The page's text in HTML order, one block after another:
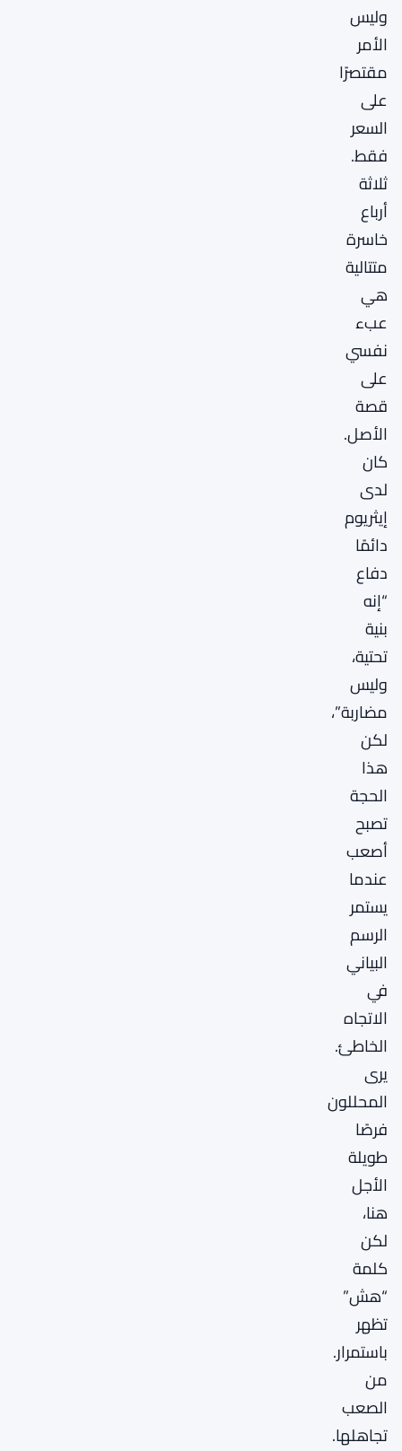
وليس
الأمر
مقتصرًا
على
السعر
فقط.
ثلاثة
أرباع
خاسرة
متتالية
هي
عبء
نفسي
على
قصة
الأصل.
كان
لدى
إيثريوم
دائمًا
دفاع
“إنه
بنية
تحتية،
وليس
مضاربة”،
لكن
هذا
الحجة
تصبح
أصعب
عندما
يستمر
الرسم
البياني
في
الاتجاه
الخاطئ.
يرى
المحللون
فرصًا
طويلة
الأجل
هنا،
لكن
كلمة
“هش”
تظهر
باستمرار.
من
الصعب
تجاهلها.